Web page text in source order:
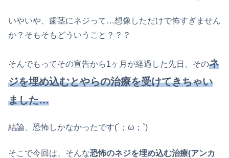
いやいや、歯茎にネジって…想像しただけで怖すぎません
か？そもそもどういうこと？？？
そんでもってその宣告から1ヶ月が経過した先日、そのネ
ジを埋め込むとやらの治療を受けてきちゃい
ました…
結論、恐怖しかなかったです(´；ω；`)
そこで今回は、そんな恐怖のネジを埋め込む治療(アンカ